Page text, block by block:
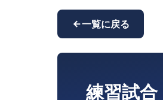
一覧に戻る
練習試合